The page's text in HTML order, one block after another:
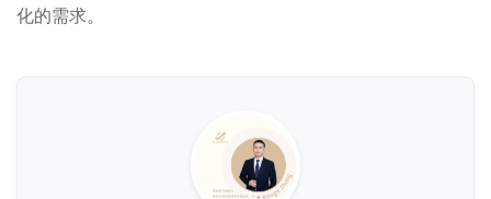
化的需求。